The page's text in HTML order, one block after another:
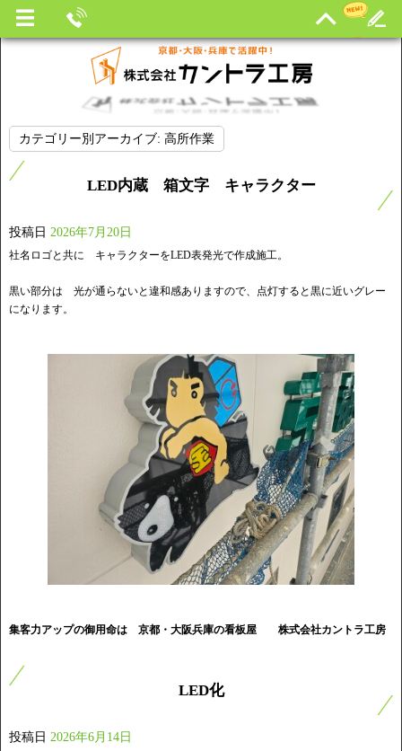
カテゴリー別アーカイブ: 高所作業
LED内蔵 箱文字 キャラクター
投稿日 2026年7月20日
社名ロゴと共に キャラクターをLED表発光で作成施工。
黒い部分は 光が通らないと違和感ありますので、点灯すると黒に近いグレー
になります。
集客力アップの御用命は 京都・大阪兵庫の看板屋 株式会社カントラ工房
LED化
投稿日 2026年6月14日